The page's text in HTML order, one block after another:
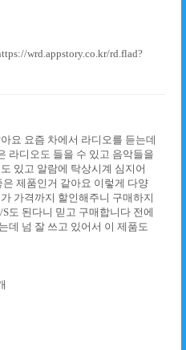
wrd.appstory.co.kr/rd.flad?
요 요즘 차에서 라디오를 듣는데
라디오도 들을 수 있고 음악들을
있고 알람에 탁상시계 심지어
제품인거 같아요 이렇게 다양
가격까지 할인해주니 구매하지
도 된다니 믿고 구매합니다 전에
데 넘 잘 쓰고 있어서 이 제품도